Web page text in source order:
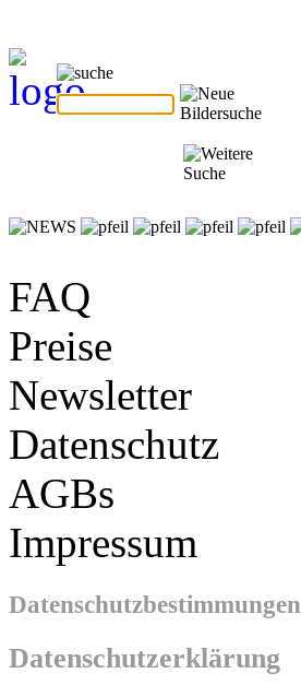
FAQ
Preise
Newsletter
Datenschutz
AGBs
Impressum
Datenschutzbestimmungen
Datenschutzerklärung